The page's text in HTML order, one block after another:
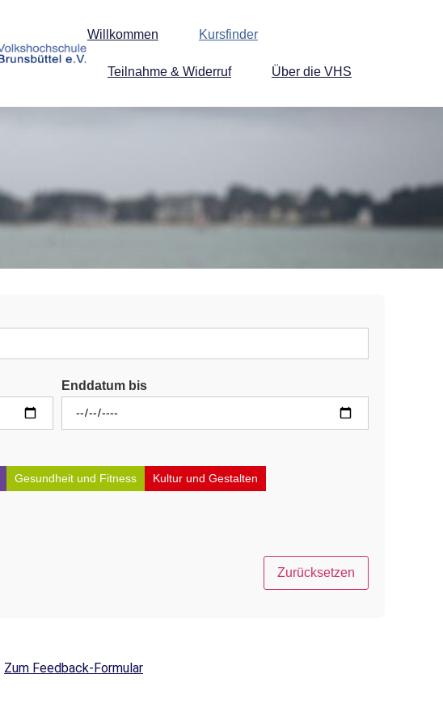
Willkommen Kursfinder
Teilnahme & Widerruf Über die VHS
Enddatum bis
Gesundheit und Fitness
Kultur und Gestalten
Zurücksetzen
Zum Feedback-Formular